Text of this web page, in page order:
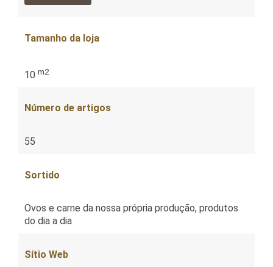
Tamanho da loja
10 m2
Número de artigos
55
Sortido
Ovos e carne da nossa própria produção, produtos
do dia a dia
Sítio Web